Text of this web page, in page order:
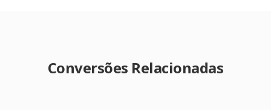
Conversões Relacionadas